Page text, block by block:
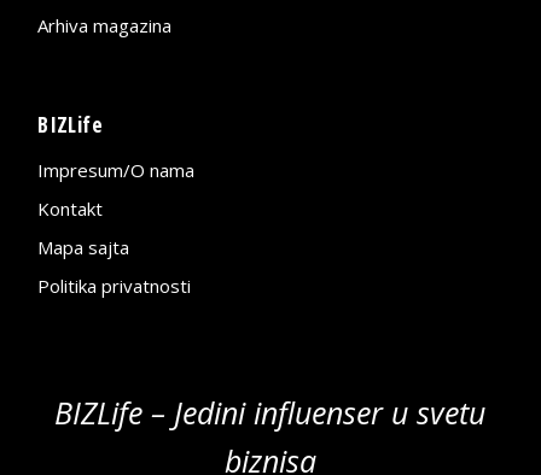
Arhiva magazina
BIZLife
Impresum/O nama
Kontakt
Mapa sajta
Politika privatnosti
BIZLife – Jedini influenser u svetu
biznisa